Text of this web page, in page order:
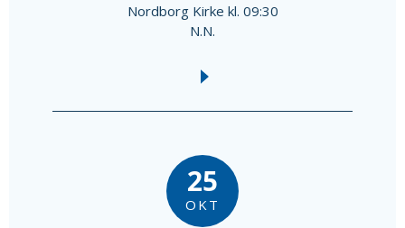
Nordborg Kirke kl. 09:30
N.N.
25
OKT